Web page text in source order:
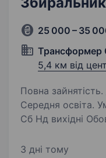
25 000 – 35
Трансформер
5,4 км від
Повна
Середня освіта. Умови роботи: з 9 до 18
Сб Нд вихідні
3 дні тому